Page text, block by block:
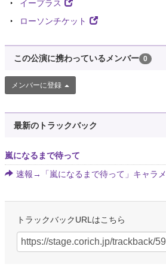
イープラス
ローソンチケット
この公演に携わっているメンバー 0
メンバーに登録
最新のトラックバック
嵐になるまで待って
速報→「嵐になるまで待って」キャラ
トラックバックURLはこちら